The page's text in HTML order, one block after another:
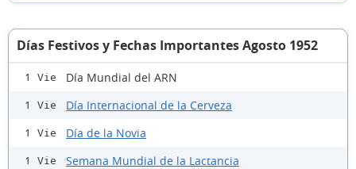
Días Festivos y Fechas Importantes Agosto 1952
1 Vie Día Mundial del ARN
1 Vie Día Internacional de la Cerveza
1 Vie Día de la Novia
1 Vie Semana Mundial de la Lactancia